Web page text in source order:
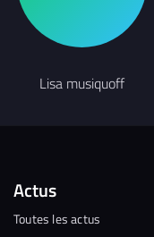
Lisa musiquoff
Actus
Toutes les actus